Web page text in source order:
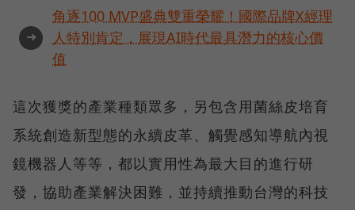
➜
角逐100 MVP盛典雙重榮耀！國際品牌X經理
人特別肯定，展現AI時代最具潛力的核心價
值
這次獲獎的產業種類眾多，另包含用菌絲皮培育
系統創造新型態的永續皮革、觸覺感知導航內視
鏡機器人等等，都以實用性為最大目的進行研
發，協助產業解決困難，並持續推動台灣的科技